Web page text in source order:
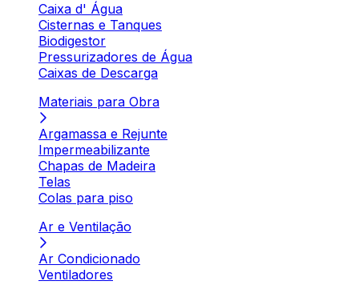
Caixa d' Água
Cisternas e Tanques
Biodigestor
Pressurizadores de Água
Caixas de Descarga
Materiais para Obra
Argamassa e Rejunte
Impermeabilizante
Chapas de Madeira
Telas
Colas para piso
Ar e Ventilação
Ar Condicionado
Ventiladores